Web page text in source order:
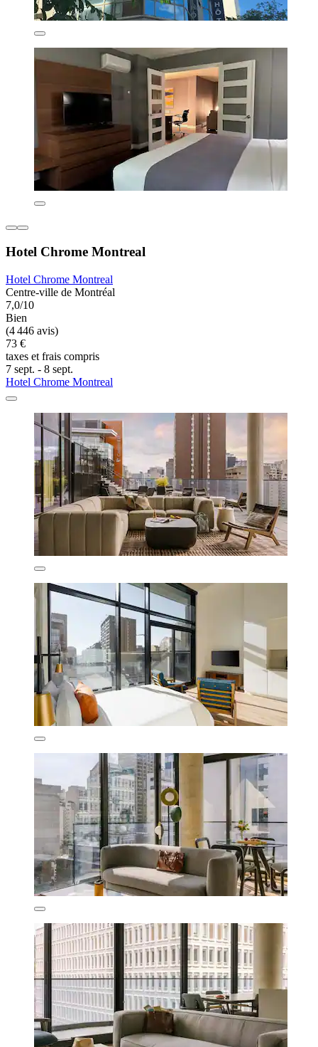
Hotel Chrome Montreal
Hotel Chrome Montreal
Centre-ville de Montréal
7,0/10
Bien
(4 446 avis)
73 €
taxes et frais compris
7 sept. - 8 sept.
Hotel Chrome Montreal